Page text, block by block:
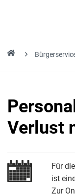
Verlust
Für
ist
Zur